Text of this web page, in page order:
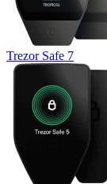
Trezor Safe 7